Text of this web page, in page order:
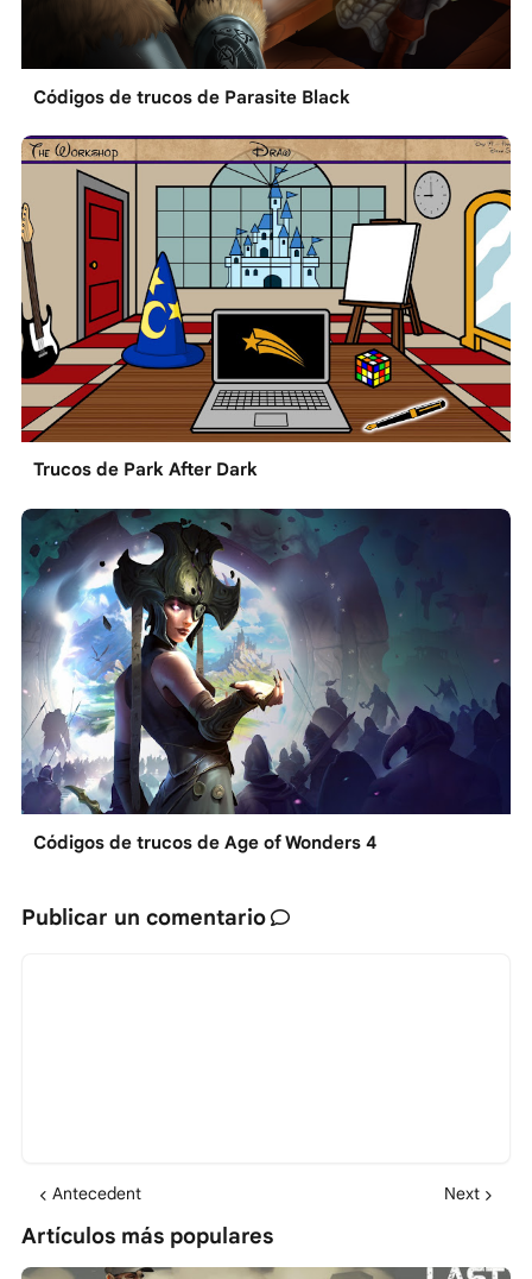
Códigos de trucos de Parasite Black
Trucos de Park After Dark
Códigos de trucos de Age of Wonders 4
Publicar un comentario
Antecedent Next
Artículos más populares